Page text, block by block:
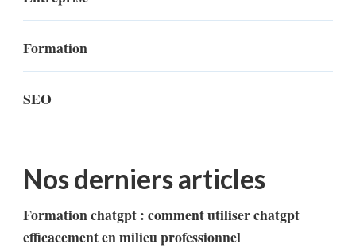
Formation
SEO
Nos derniers articles
Formation chatgpt : comment utiliser chatgpt
efficacement en milieu professionnel